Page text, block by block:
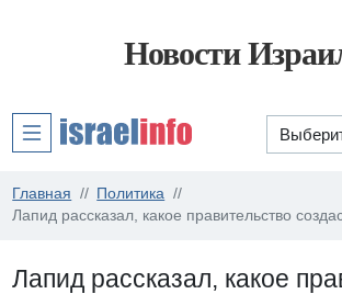
Новости
Главная
Политика
Лапид рассказал, какое правительство
Лапид рассказал, какое